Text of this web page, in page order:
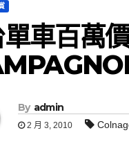
車百萬
By admin
2 月 3, 2010